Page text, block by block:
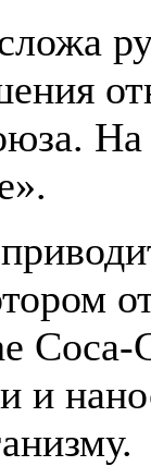
Coca-
и